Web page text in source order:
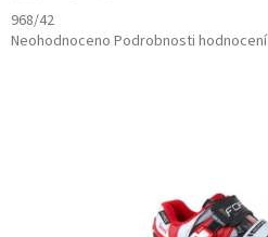
968/42
Průměrné
Neohodnoceno Podrobnosti hodnocení